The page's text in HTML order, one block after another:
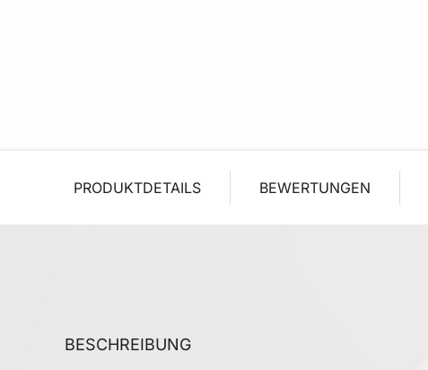
PRODUKTDETAILS BEWERTUNGEN
BESCHREIBUNG